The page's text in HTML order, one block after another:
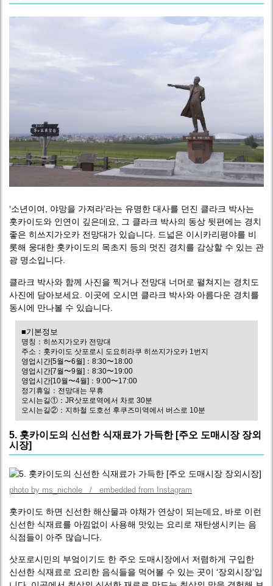
‘소년이여, 야망을 가져라’라는 유명한 대사를 던진 클라크 박사는
홋카이도와 인연이 깊은데요, 그 클라크 박사의 동상 뒷편에는 경치
좋은 히쓰지가오카 전망대가 있습니다. 드넓은 이시카리평야를 비
롯해 웅대한 홋카이도의 목초지 등의 멋진 경치를 감상할 수 있는 관
광 명소입니다.
클라크 박사와 함께 사진을 찍거나 전망대 너머로 펼쳐지는 경치도
사진에 담아보세요. 이곳에 오시면 클라크 박사와 아름다운 경치를
동시에 만나볼 수 있습니다.
■기본정보
명칭：히쓰지가오카 전망대
주소：홋카이도 삿포로시 도요히라쿠 히쓰지가오카 1번지
영업시간[5월〜6월]：8:30〜18:00
영업시간[7월〜9월]：8:30〜19:00
영업시간[10월〜4월]：9:00〜17:00
정기휴일：전망대는 무휴
오시는길①：JR삿포로역에서 차로 30분
오시는길②：지하철 도호선 후쿠즈미역에서 버스로 10분
5. 홋카이도의 신선한 식재료가 가득한 [주오 도매시장 장외
시장]
photo by ms_nichole / embedded from Instagram
홋카이도 하면 신선한 해산물과 야채가 연상이 되는데요, 바로 이런
신선한 식재료를 아낌없이 사용해 맛있는 요리로 재탄생시키는 음
식점들이 아주 많습니다.
삿포로시민의 부엌이기도 한 주오 도매시장에서 저렴하게 구입한
신선한 식재료로 요리한 음식들을 먹어볼 수 있는 곳이 ‘장외시장’입